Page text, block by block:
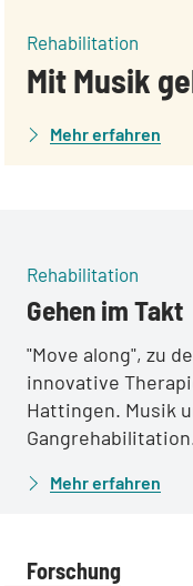
Rehabilitation
Mit Musik
Mehr erfahren
Rehabilitation
Gehen im Takt
"Move along", zu
innovative
Hattingen. Musik
Mehr erfahren
Forschung